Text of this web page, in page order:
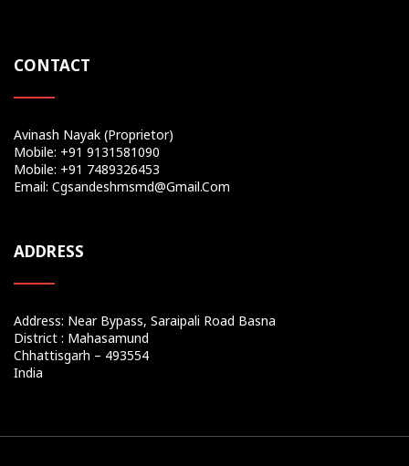
CONTACT
Avinash Nayak (Proprietor)
Mobile: +91 9131581090
Mobile: +91 7489326453
Email: Cgsandeshmsmd@gmail.com
ADDRESS
Address: Near Bypass, Saraipali Road Basna
District : Mahasamund
Chhattisgarh – 493554
India